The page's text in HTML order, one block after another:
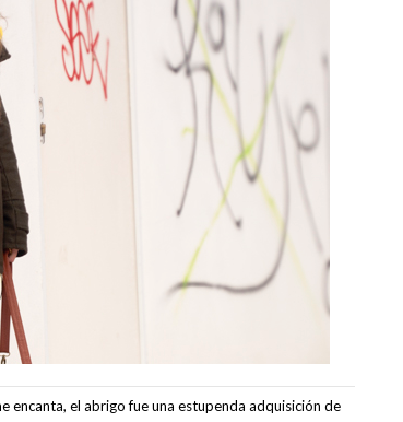
encanta, el abrigo fue una estupenda adquisición de